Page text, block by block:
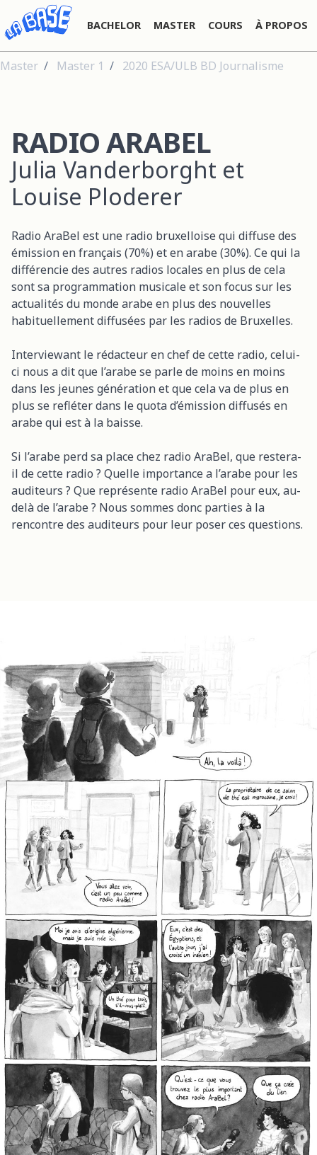
BACHELOR MASTER COURS À PROPOS
Master Master 1 2020 ESA/ULB BD Journalisme
RADIO ARABEL
Julia Vanderborght et
Louise Ploderer
Radio AraBel est une radio bruxelloise qui diffuse des
émission en français (70%) et en arabe (30%). Ce qui la
différencie des autres radios locales en plus de cela
sont sa programmation musicale et son focus sur les
actualités du monde arabe en plus des nouvelles
habituellement diffusées par les radios de Bruxelles.
Interviewant le rédacteur en chef de cette radio, celui-
ci nous a dit que l’arabe se parle de moins en moins
dans les jeunes génération et que cela va de plus en
plus se refléter dans le quota d’émission diffusés en
arabe qui est à la baisse.
Si l’arabe perd sa place chez radio AraBel, que restera-
il de cette radio ? Quelle importance a l’arabe pour les
auditeurs ? Que représente radio AraBel pour eux, au-
delà de l’arabe ? Nous sommes donc parties à la
rencontre des auditeurs pour leur poser ces questions.